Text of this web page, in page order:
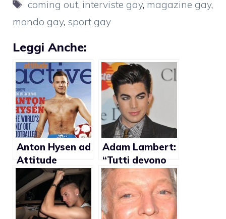
coming out, interviste gay, magazine gay,
mondo gay, sport gay
Leggi Anche:
Anton Hysen ad
Attitude
Magazine:
“L’omosessualit
à è ancora un
tabù nel calcio”
Adam Lambert:
“Tutti devono
essere
semplicemente
se stessi”